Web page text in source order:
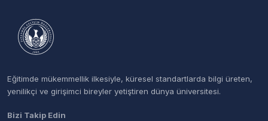
Eğitimde mükemmellik ilkesiyle, küresel standartlarda bilgi üreten,
yenilikçi ve girişimci bireyler yetiştiren dünya üniversitesi.
Bizi Takip Edin